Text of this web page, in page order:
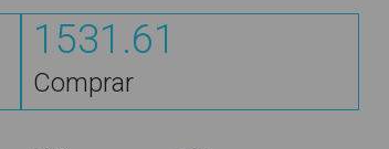
1531.61
Comprar